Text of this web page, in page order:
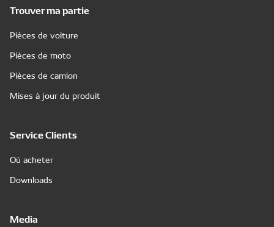
Trouver ma partie
Pièces de voiture
Pièces de moto
Pièces de camion
Mises à jour du produit
Service Clients
Où acheter
Downloads
Media